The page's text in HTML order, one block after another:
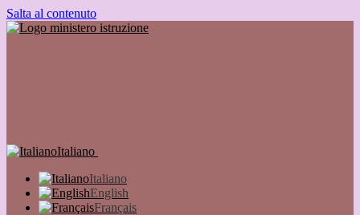
Salta al contenuto
Italiano
Italiano
English
Français